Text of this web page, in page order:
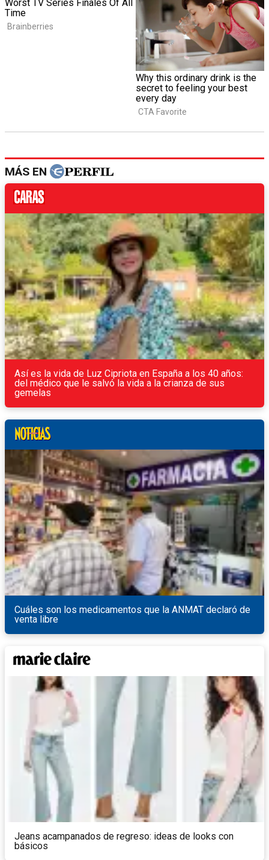
MÁS EN
Así es la vida de Luz Cipriota en España a los 40 años:
del médico que le salvó la vida a la crianza de sus
gemelas
Cuáles son los medicamentos que la ANMAT declaró de
venta libre
Jeans acampanados de regreso: ideas de looks con
básicos